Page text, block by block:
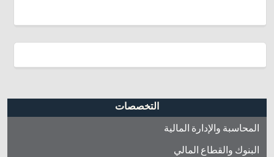
التخصصات
المحاسبة والإدارة المالية
البنوك والقطاع المالي